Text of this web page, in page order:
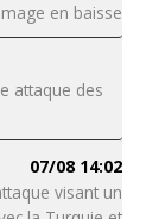
en baisse
attaque des
07/08 14:02
visant un